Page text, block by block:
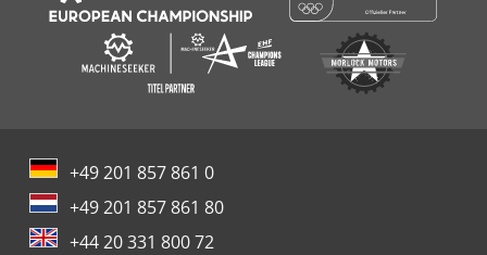
+49 201 857 861 0
+49 201 857 861 80
+44 20 331 800 72